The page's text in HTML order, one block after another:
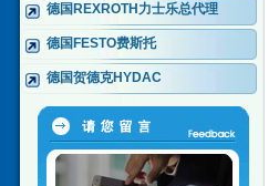
德国REXROTH力士乐总代理
德国FESTO费斯托
德国贺德克HYDAC